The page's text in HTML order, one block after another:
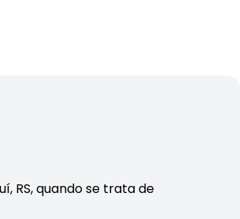
RS, quando se trata de